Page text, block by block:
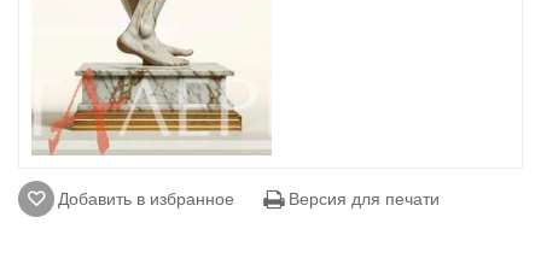
Добавить в избранное Версия для печати